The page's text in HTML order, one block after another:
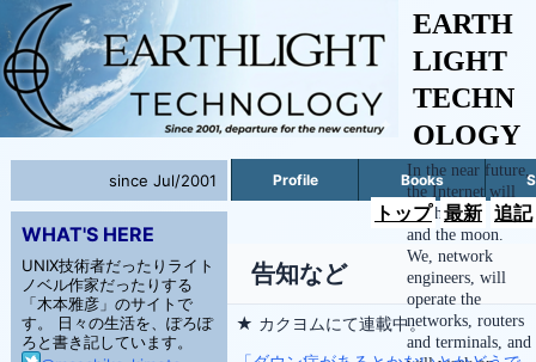
EARTH
LIGHT
TECHN
OLOGY
In the near future,
the Internet will
reach to the space
and the moon.
We, network
engineers, will
operate the
networks, routers
and terminals, and
since Jul/2001
WHAT'S HERE
UNIX技術者だったりライト
ノベル作家だったりする
「木本雅彦」のサイトで
す。 日々の生活を、ぽろぽ
ろと書き記しています。
Profile Books
トップ 最新 追記
告知など
★ カクヨムにて連載中。